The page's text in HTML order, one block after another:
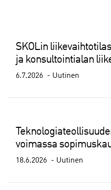
SKOLin
ja konsultointialan
6.7.2026 Uutinen
voimassa
18.6.2026 Uutinen